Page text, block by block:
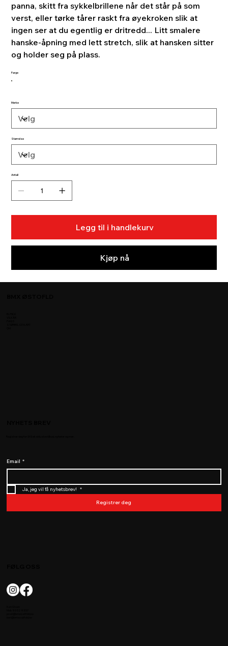
panna, skitt fra sykkelbrillene når det står på som
verst, eller tørke tårer raskt fra øyekroken slik at
ingen ser at du egentlig er dritredd... Litt smalere
hanske-åpning med lett stretch, slik at hansken sitter
og holder seg på plass.
Farge
Merke
Størrelse
Antall
Legg til i handlekurv
Kjøp nå
Email *
Ja, jeg vil få nyhetsbrev! *
Registrer deg